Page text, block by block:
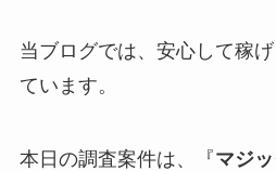
当ブログでは、安心して稼
ています。
本日の調査案件は、『マジ